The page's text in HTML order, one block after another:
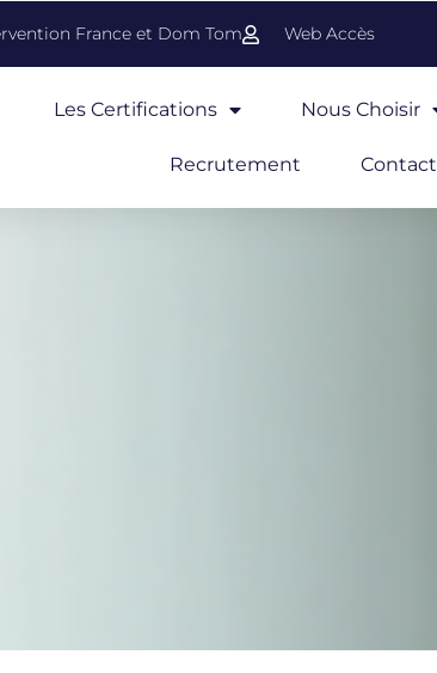
France et Dom Tom Web Accès
Les Certifications Nous Choisir
Recrutement Contact